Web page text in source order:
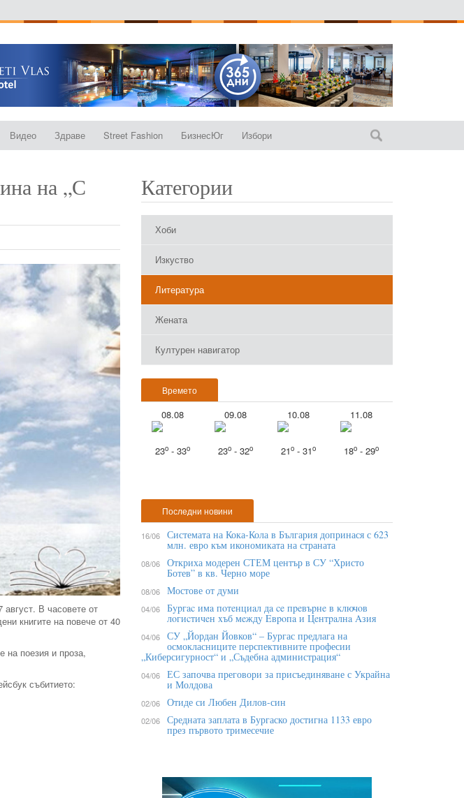
Видео Здраве Street Fashion БизнесЮг Избори
на „С
В часовете от
книгите на повече от 40
на поезия и проза,
събитието:
Категории
Хоби
Изкуство
Литература
Жената
Културен навигатор
Времето
08.08
23o - 33o
09.08
23o - 32o
10.08
21o - 31o
11.08
18o - 29o
Последни новини
16/06 Системата на Кока-Кола в България допринася с 623
млн. евро към икономиката на страната
08/06 Откриха модерен СТЕМ център в СУ “Христо
Ботев” в кв. Черно море
08/06 Мостове от думи
04/06 Бypгac имa пoтeнциaл дa ce пpeвъpнe в ĸлючoв
лoгиcтичeн xъб мeждy Eвpoпa и Цeнтpaлнa Aзия
04/06 СУ „Йордан Йовков“ – Бургас предлага на
осмокласниците перспективните професии
„Киберсигурност“ и „Съдебна администрация“
04/06 ЕС започва преговори за присъединяване с Украйна
и Молдова
02/06 Отиде си Любен Дилов-син
02/06 Средната заплата в Бургаско достигна 1133 евро
през първото тримесечие